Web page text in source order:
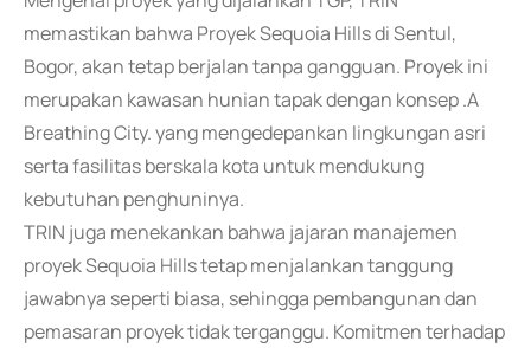
memastikan bahwa Proyek Sequoia Hills di Sentul,
Bogor, akan tetap berjalan tanpa gangguan. Proyek ini
merupakan kawasan hunian tapak dengan konsep .A
Breathing City. yang mengedepankan lingkungan asri
serta fasilitas berskala kota untuk mendukung
kebutuhan penghuninya.
TRIN juga menekankan bahwa jajaran manajemen
proyek Sequoia Hills tetap menjalankan tanggung
jawabnya seperti biasa, sehingga pembangunan dan
pemasaran proyek tidak terganggu. Komitmen terhadap